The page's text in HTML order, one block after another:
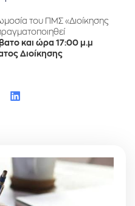
του ΠΜΣ «Διοίκησης
και ώρα 17:00 μ.μ
Διοίκησης